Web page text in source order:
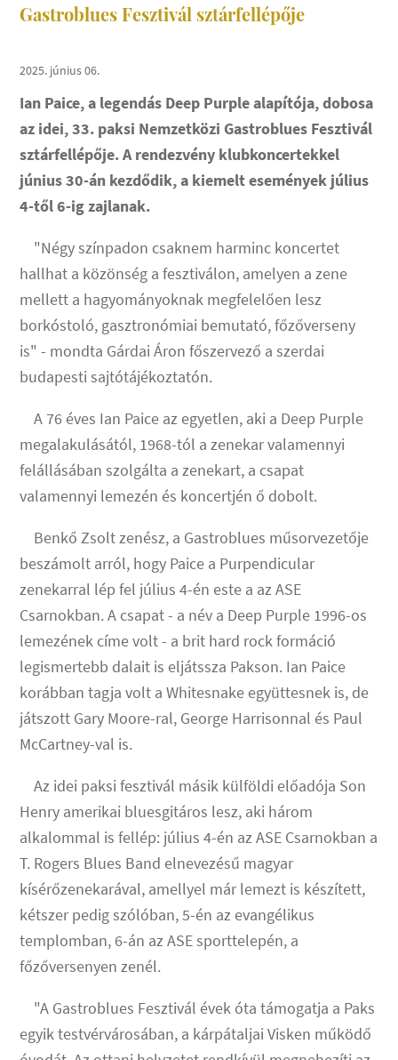
Gastroblues Fesztivál sztárfellépője
2025. június 06.
Ian Paice, a legendás Deep Purple alapítója, dobosa
az idei, 33. paksi Nemzetközi Gastroblues Fesztivál
sztárfellépője. A rendezvény klubkoncertekkel
június 30-án kezdődik, a kiemelt események július
4-től 6-ig zajlanak.
"Négy színpadon csaknem harminc koncertet
hallhat a közönség a fesztiválon, amelyen a zene
mellett a hagyományoknak megfelelően lesz
borkóstoló, gasztronómiai bemutató, főzőverseny
is" - mondta Gárdai Áron főszervező a szerdai
budapesti sajtótájékoztatón.
A 76 éves Ian Paice az egyetlen, aki a Deep Purple
megalakulásától, 1968-tól a zenekar valamennyi
felállásában szolgálta a zenekart, a csapat
valamennyi lemezén és koncertjén ő dobolt.
Benkő Zsolt zenész, a Gastroblues műsorvezetője
beszámolt arról, hogy Paice a Purpendicular
zenekarral lép fel július 4-én este a az ASE
Csarnokban. A csapat - a név a Deep Purple 1996-os
lemezének címe volt - a brit hard rock formáció
legismertebb dalait is eljátssza Pakson. Ian Paice
korábban tagja volt a Whitesnake együttesnek is, de
játszott Gary Moore-ral, George Harrisonnal és Paul
McCartney-val is.
Az idei paksi fesztivál másik külföldi előadója Son
Henry amerikai bluesgitáros lesz, aki három
alkalommal is fellép: július 4-én az ASE Csarnokban a
T. Rogers Blues Band elnevezésű magyar
kísérőzenekarával, amellyel már lemezt is készített,
kétszer pedig szólóban, 5-én az evangélikus
templomban, 6-án az ASE sporttelepén, a
főzőversenyen zenél.
"A Gastroblues Fesztivál évek óta támogatja a Paks
egyik testvérvárosában, a kárpátaljai Visken működő